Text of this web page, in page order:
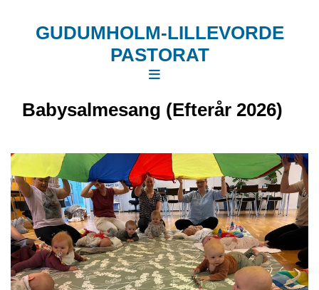
GUDUMHOLM-LILLEVORDE
PASTORAT
Babysalmesang (Efterår 2026)